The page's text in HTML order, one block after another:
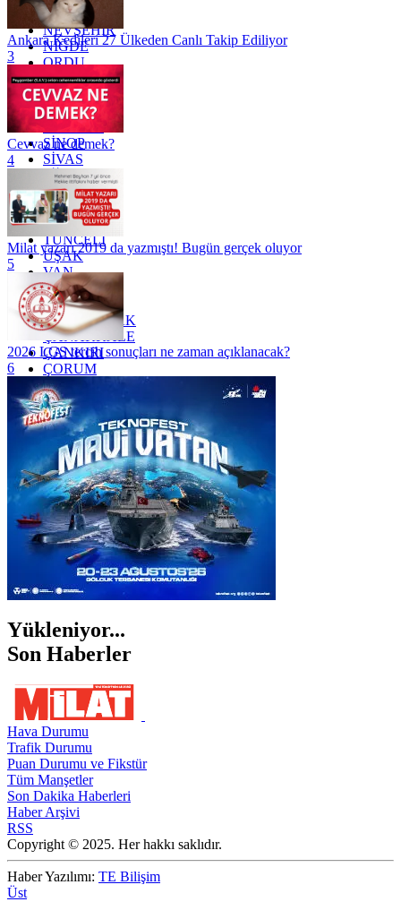
MUŞ
NEVŞEHİR
NİĞDE
ORDU
OSMANİYE
RİZE
SAKARYA
SAMSUN
SİNOP
SİVAS
SİİRT
TEKİRDAĞ
TOKAT
TRABZON
TUNCELİ
UŞAK
VAN
YALOVA
YOZGAT
ZONGULDAK
ÇANAKKALE
ÇANKIRI
ÇORUM
İSTANBUL
İZMİR
ŞANLIURFA
ŞIRNAK
Ankara Kedileri 27 Ülkeden Canlı Takip Ediliyor
3
Cevvaz ne demek?
4
Milat yazarı 2019 da yazmıştı! Bugün gerçek oluyor
5
2026 LGS tercih sonuçları ne zaman açıklanacak?
6
Yükleniyor...
Son Haberler
Hava Durumu
Trafik Durumu
Puan Durumu ve Fikstür
Tüm Manşetler
Son Dakika Haberleri
Haber Arşivi
RSS
Copyright © 2025. Her hakkı saklıdır.
Haber Yazılımı: TE Bilişim
Üst